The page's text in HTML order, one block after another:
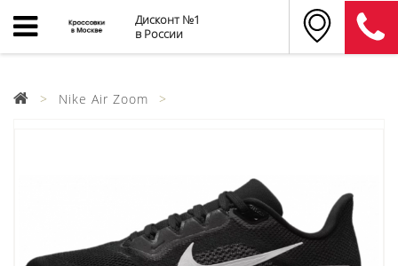
Дисконт №1
в России
Nike Air Zoom